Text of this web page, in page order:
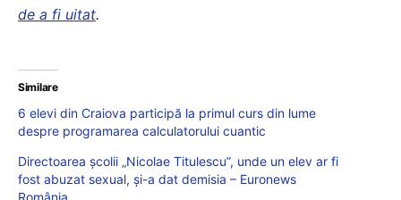
de a fi uitat.
Similare
6 elevi din Craiova participă la primul curs din lume
despre programarea calculatorului cuantic
Directoarea școlii „Nicolae Titulescu”, unde un elev ar fi
fost abuzat sexual, și-a dat demisia – Euronews